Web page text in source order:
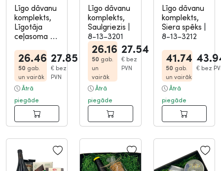
Līgo dāvanu
komplekts,
Līgotāja
ceļasoma |
26.46
50 gab.
un vairāk
27.85
€ bez
PVN
Ātrā
piegāde
Līgo dāvanu
komplekts,
Saulgriezis
8-13-3201
26.16
50 gab.
un
vairāk
27.54
€ bez
PVN
Ātrā
piegāde
Līgo dāvanu
komplekts,
Siera spēks
8-13-3212
41.74
50 gab.
un vairāk
€ bez
Ātrā
piegāde